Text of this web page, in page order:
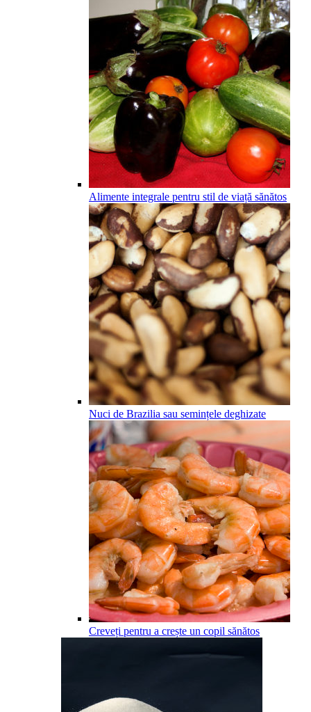
Alimente integrale pentru stil de viață sănătos
Nuci de Brazilia sau semințele deghizate
Creveți pentru a crește un copil sănătos